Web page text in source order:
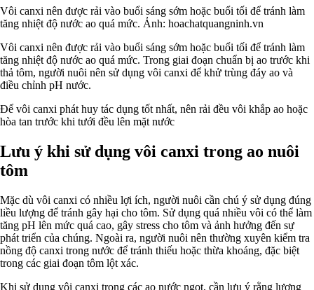
Vôi canxi nên được rải vào buổi sáng sớm hoặc buổi tối để tránh làm
tăng nhiệt độ nước ao quá mức. Ảnh: hoachatquangninh.vn
Vôi canxi nên được rải vào buổi sáng sớm hoặc buổi tối để tránh làm
tăng nhiệt độ nước ao quá mức. Trong giai đoạn chuẩn bị ao trước khi
thả tôm, người nuôi nên sử dụng vôi canxi để khử trùng đáy ao và
điều chỉnh pH nước.
Để vôi canxi phát huy tác dụng tốt nhất, nên rải đều vôi khắp ao hoặc
hòa tan trước khi tưới đều lên mặt nước
Lưu ý khi sử dụng vôi canxi trong ao nuôi
tôm
Mặc dù vôi canxi có nhiều lợi ích, người nuôi cần chú ý sử dụng đúng
liều lượng để tránh gây hại cho tôm. Sử dụng quá nhiều vôi có thể làm
tăng pH lên mức quá cao, gây stress cho tôm và ảnh hưởng đến sự
phát triển của chúng. Ngoài ra, người nuôi nên thường xuyên kiểm tra
nồng độ canxi trong nước để tránh thiếu hoặc thừa khoáng, đặc biệt
trong các giai đoạn tôm lột xác.
Khi sử dụng vôi canxi trong các ao nước ngọt, cần lưu ý rằng lượng